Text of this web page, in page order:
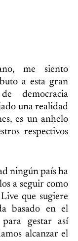
me siento
a esta gran
democracia
una realidad
es un anhelo
respectivos
ningún país ha
a seguir como
que sugiere
basado en el
gestar así
alcanzar el